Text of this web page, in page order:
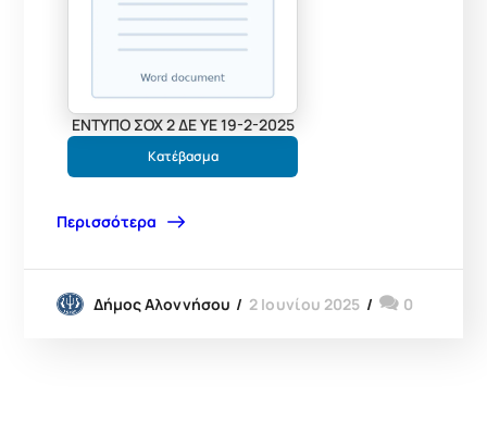
ΕΝΤΥΠΟ ΣΟΧ 2 ΔΕ ΥΕ 19-2-2025
Κατέβασμα
Περισσότερα
Δήμος Αλοννήσου 2 Ιουνίου 2025 0